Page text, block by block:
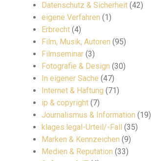
Datenschutz & Sicherheit (42)
eigene Verfahren (1)
Erbrecht (4)
Film, Musik, Autoren (95)
Filmseminar (3)
Fotografie & Design (30)
In eigener Sache (47)
Internet & Haftung (71)
ip & copyright (7)
Journalismus & Information (19)
klages.legal-Urteil/-Fall (35)
Marken & Kennzeichen (9)
Medien & Reputation (33)